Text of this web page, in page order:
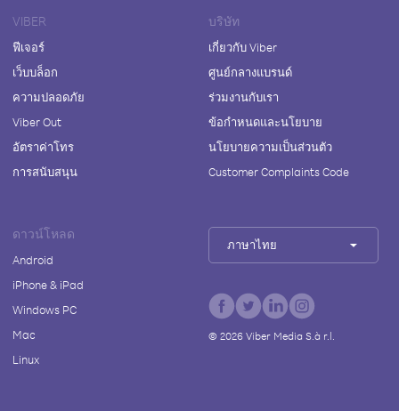
VIBER
ฟีเจอร์
เว็บบล็อก
ความปลอดภัย
Viber Out
อัตราค่าโทร
การสนับสนุน
บริษัท
เกี่ยวกับ Viber
ศูนย์กลางแบรนด์
ร่วมงานกับเรา
ข้อกำหนดและนโยบาย
นโยบายความเป็นส่วนตัว
Customer Complaints Code
ดาวน์โหลด
Android
iPhone & iPad
Windows PC
Mac
Linux
ภาษาไทย
© 2026Viber Media S.à r.l.